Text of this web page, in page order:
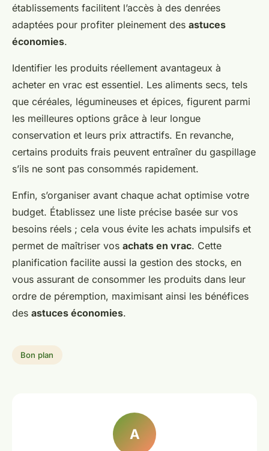
établissements facilitent l’accès à des denrées
adaptées pour profiter pleinement des astuces
économies.
Identifier les produits réellement avantageux à
acheter en vrac est essentiel. Les aliments secs, tels
que céréales, légumineuses et épices, figurent parmi
les meilleures options grâce à leur longue
conservation et leurs prix attractifs. En revanche,
certains produits frais peuvent entraîner du gaspillage
s’ils ne sont pas consommés rapidement.
Enfin, s’organiser avant chaque achat optimise votre
budget. Établissez une liste précise basée sur vos
besoins réels ; cela vous évite les achats impulsifs et
permet de maîtriser vos achats en vrac. Cette
planification facilite aussi la gestion des stocks, en
vous assurant de consommer les produits dans leur
ordre de péremption, maximisant ainsi les bénéfices
des astuces économies.
Bon plan
A